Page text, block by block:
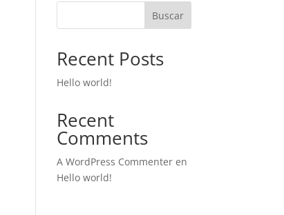
Buscar
Recent Posts
Hello world!
Recent
Comments
A WordPress Commenter en
Hello world!